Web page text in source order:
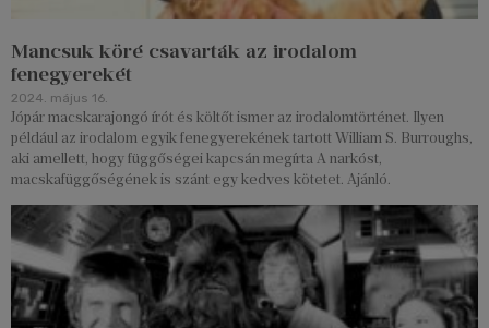
Mancsuk köré csavarták az irodalom
fenegyerekét
2024. május 16.
Jópár macskarajongó írót és költőt ismer az irodalomtörténet. Ilyen
például az irodalom egyik fenegyerekének tartott William S. Burroughs,
aki amellett, hogy függőségei kapcsán megírta A narkóst,
macskafüggőségének is szánt egy kedves kötetet. Ajánló.